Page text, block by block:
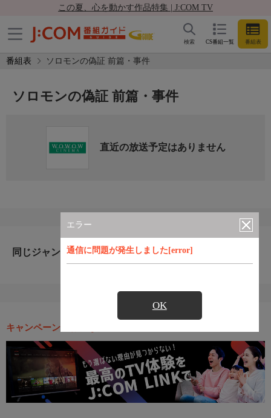
この夏、心を動かす作品特集 | J:COM TV
CS番組一覧 番組表
検索
番組表 ソロモンの偽証 前篇・事件
エラー
通信に問題が発生しました[error]
OK
ソロモンの偽証 前篇・事件
直近の放送予定はありません
同じジャンルのおすすめ番組
キャンペーン・お得な情報